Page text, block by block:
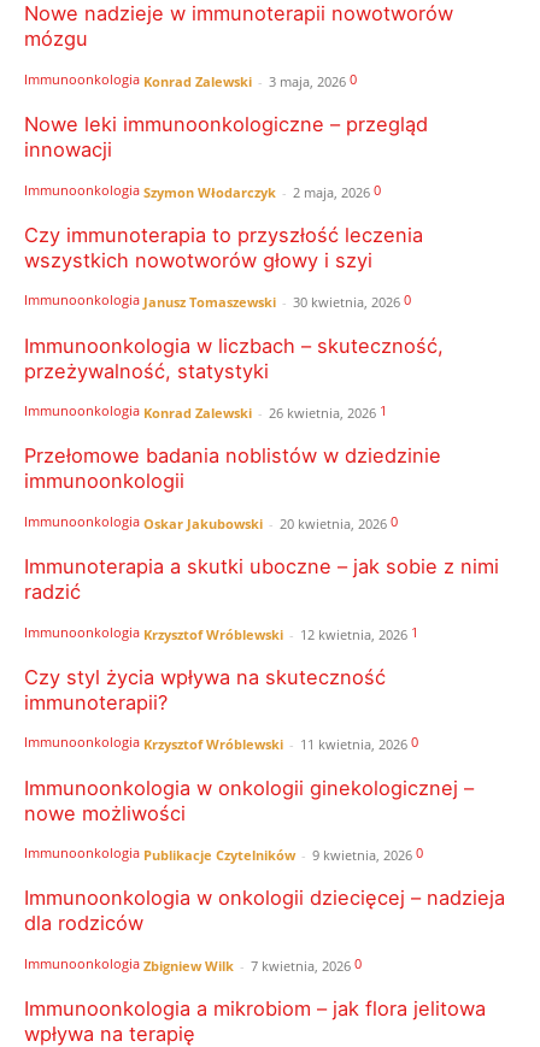
Nowe nadzieje w immunoterapii nowotworów
mózgu
Immunoonkologia Konrad Zalewski - 3 maja, 2026 0
Nowe leki immunoonkologiczne – przegląd
innowacji
Immunoonkologia Szymon Włodarczyk - 2 maja, 2026 0
Czy immunoterapia to przyszłość leczenia
wszystkich nowotworów głowy i szyi
Immunoonkologia Janusz Tomaszewski - 30 kwietnia, 2026 0
Immunoonkologia w liczbach – skuteczność,
przeżywalność, statystyki
Immunoonkologia Konrad Zalewski - 26 kwietnia, 2026 1
Przełomowe badania noblistów w dziedzinie
immunoonkologii
Immunoonkologia Oskar Jakubowski - 20 kwietnia, 2026 0
Immunoterapia a skutki uboczne – jak sobie z nimi
radzić
Immunoonkologia Krzysztof Wróblewski - 12 kwietnia, 2026 1
Czy styl życia wpływa na skuteczność
immunoterapii?
Immunoonkologia Krzysztof Wróblewski - 11 kwietnia, 2026 0
Immunoonkologia w onkologii ginekologicznej –
nowe możliwości
Immunoonkologia Publikacje Czytelników - 9 kwietnia, 2026 0
Immunoonkologia w onkologii dziecięcej – nadzieja
dla rodziców
Immunoonkologia Zbigniew Wilk - 7 kwietnia, 2026 0
Immunoonkologia a mikrobiom – jak flora jelitowa
wpływa na terapię